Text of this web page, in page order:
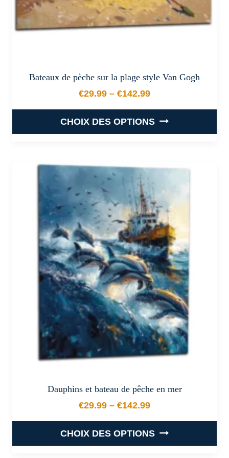
du
produit
Bateaux de pèche sur la plage style Van Gogh
€29.99 – €142.99
Plage de prix : €29.99 à
CHOIX DES OPTIONS
a
plusieurs
variations.
Les
options
peuvent
être
choisies
sur
page
du
produit
Dauphins et bateau de pêche en mer
€29.99 – €142.99
Plage de prix : €29.99 à
CHOIX DES OPTIONS